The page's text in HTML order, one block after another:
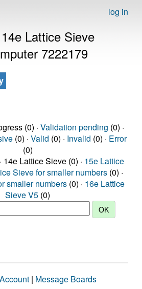
log in
Lattice Sieve
7222179
(0) · Validation pending (0) ·
(0) · Valid (0) · Invalid (0) · Error
(0)
14e Lattice Sieve (0) · 15e Lattice
Sieve for smaller numbers (0) ·
smaller numbers (0) · 16e Lattice
Sieve V5 (0)
| Message Boards